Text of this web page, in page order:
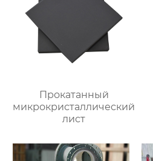
Прокатанный
микрокристаллический
лист